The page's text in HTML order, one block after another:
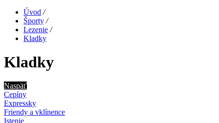
Úvod /
Športy /
Lezenie /
Kladky
Kladky
Naspäť
Cepíny
Expressky
Friendy a vklínence
Istenie